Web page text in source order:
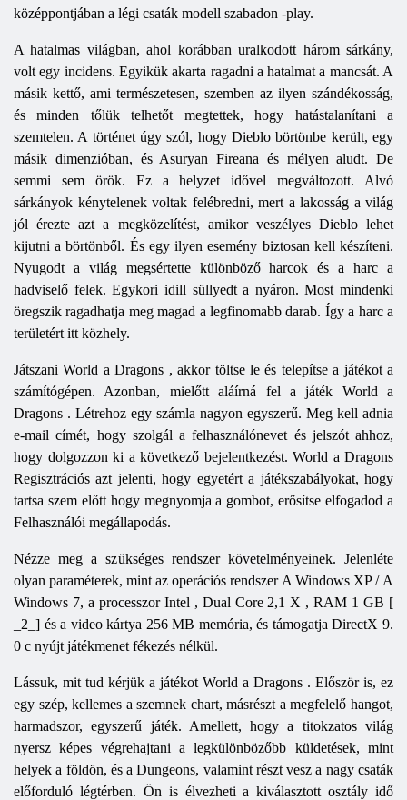
középpontjában a légi csaták modell szabadon -play.
A hatalmas világban, ahol korábban uralkodott három sárkány,
volt egy incidens. Egyikük akarta ragadni a hatalmat a mancsát. A
másik kettő, ami természetesen, szemben az ilyen szándékosság,
és minden tőlük telhetőt megtettek, hogy hatástalanítani a
szemtelen. A történet úgy szól, hogy Dieblo börtönbe került, egy
másik dimenzióban, és Asuryan Fireana és mélyen aludt. De
semmi sem örök. Ez a helyzet idővel megváltozott. Alvó
sárkányok kénytelenek voltak felébredni, mert a lakosság a világ
jól érezte azt a megközelítést, amikor veszélyes Dieblo lehet
kijutni a börtönből. És egy ilyen esemény biztosan kell készíteni.
Nyugodt a világ megsértette különböző harcok és a harc a
hadviselő felek. Egykori idill süllyedt a nyáron. Most mindenki
öregszik ragadhatja meg magad a legfinomabb darab. Így a harc a
területért itt közhely.
JátszaniWorld aDragons , akkor töltse le és telepítse a játékot a
számítógépen. Azonban, mielőtt aláírná fel a játék World a
Dragons . Létrehoz egy számla nagyon egyszerű. Meg kell adnia
e-mail címét, hogy szolgál a felhasználónevet és jelszót ahhoz,
hogy dolgozzon ki a következő bejelentkezést. World a Dragons
Regisztrációs azt jelenti, hogy egyetért a játékszabályokat, hogy
tartsa szem előtt hogy megnyomja a gombot, erősítse elfogadod a
Felhasználói megállapodás.
Nézze meg a szükséges rendszer követelményeinek. Jelenléte
olyan paraméterek, mint az operációs rendszer A Windows XP/ A
Windows 7, a processzor Intel , Dual Core 2,1 X , RAM 1GB [
_2_] és a video kártya 256MB memória, és támogatjaDirectX9.
0 c nyújt játékmenet fékezés nélkül.
Lássuk, mit tud kérjük a játékot World a Dragons . Először is, ez
egy szép, kellemes a szemnek chart, másrészt a megfelelő hangot,
harmadszor, egyszerű játék. Amellett, hogy a titokzatos világ
nyersz képes végrehajtani a legkülönbözőbb küldetések, mint
helyek a földön, és a Dungeons, valamint részt vesz a nagy csaták
előforduló légtérben. Ön is élvezheti a kiválasztott osztály idő